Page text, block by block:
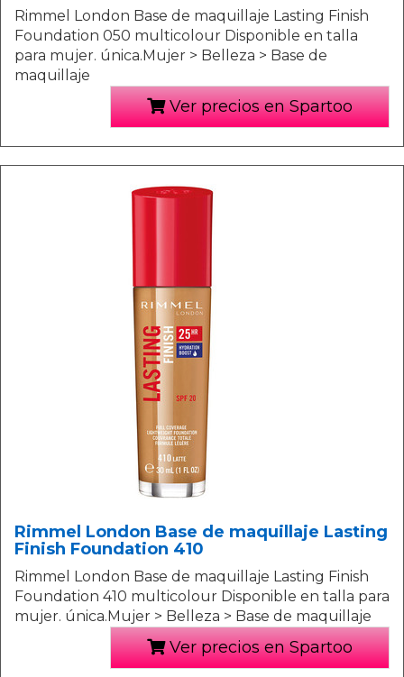
Rimmel London Base de maquillaje Lasting Finish
Foundation 050 multicolour Disponible en talla
para mujer. única.Mujer > Belleza > Base de
maquillaje
Ver precios en Spartoo
Rimmel London Base de maquillaje Lasting
Finish Foundation 410
Rimmel London Base de maquillaje Lasting Finish
Foundation 410 multicolour Disponible en talla para
mujer. única.Mujer > Belleza > Base de maquillaje
Ver precios en Spartoo